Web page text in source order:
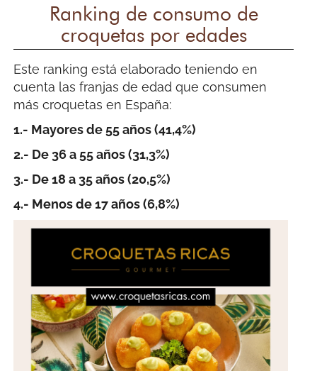
Ranking de consumo de
croquetas por edades
Este ranking está elaborado teniendo en
cuenta las franjas de edad que consumen
más croquetas en España:
1.- Mayores de 55 años (41,4%)
2.- De 36 a 55 años (31,3%)
3.- De 18 a 35 años (20,5%)
4.- Menos de 17 años (6,8%)